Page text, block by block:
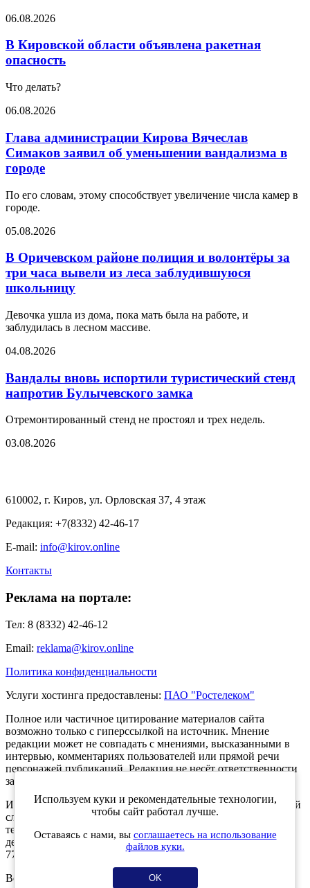
06.08.2026
В Кировской области объявлена ракетная
опасность
Что делать?
06.08.2026
Глава администрации Кирова Вячеслав
Симаков заявил об уменьшении вандализма в
городе
По его словам, этому способствует увеличение числа камер в
городе.
05.08.2026
В Оричевском районе полиция и волонтёры за
три часа вывели из леса заблудившуюся
школьницу
Девочка ушла из дома, пока мать была на работе, и
заблудилась в лесном массиве.
04.08.2026
Вандалы вновь испортили туристический стенд
напротив Булычевского замка
Отремонтированный стенд не простоял и трех недель.
03.08.2026
610002, г. Киров, ул. Орловская 37, 4 этаж
Редакция: +7(8332) 42-46-17
E-mail: info@kirov.online
Контакты
Реклама на портале:
Тел: 8 (8332) 42-46-12
Email: reklama@kirov.online
Политика конфиденциальности
Услуги хостинга предоставлены: ПАО "Ростелеком"
Полное или частичное цитирование материалов сайта
возможно только с гиперссылкой на источник. Мнение
редакции может не совпадать с мнениями, высказанными в
интервью, комментариях пользователей или прямой речи
персонажей публикаций. Редакция не несёт ответственности
за текст комментариев читателей.
Интернет-портал Kirov.online зарегистрирован в Федеральной
службе по надзору в сфере связи, информационных
технологий и массовых коммуникаций (Роскомнадзор) 5
декабря 2019 года. Регистрационный номер ЭЛ № ФС 77 -
77189.
Возрастное ограничение 12+
Используем куки и рекомендательные технологии,
чтобы сайт работал лучше.
Оставаясь с нами, вы соглашаетесь на использование
файлов куки.
OK